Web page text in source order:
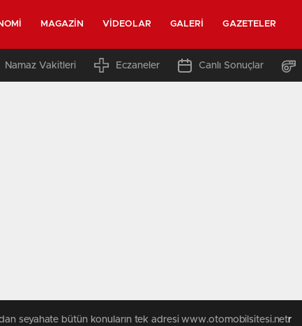
MAGAZIN VIDEOLAR GALERI GAZETELER
Namaz Vakitleri Eczaneler Canlı Sonuçlar
seyahate bütün konuların tek adresi www.otomobilsitesi.netr